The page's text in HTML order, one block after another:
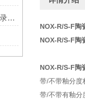
温度贴片是一种用于监测、记录或指示温度变化的工具
NOX-R/S-F陶
NOX-R/S-F陶
NOX-R/S-F陶
带/不带釉分度
带/不带有釉分